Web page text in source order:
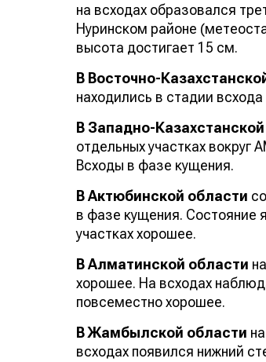
на всходах образовался
Нуринском районе
высота достигает 15 см.
В Восточно-
находились в стадии
В Западно-
отдельных участках
Всходы в фазе кущения.
В Актюбинской области
в фазе кущения. Состояние
участках хорошее.
В Алматинской области
хорошее. На всходах
повсеместно хорошее.
В Жамбылской области
всходах появился нижний